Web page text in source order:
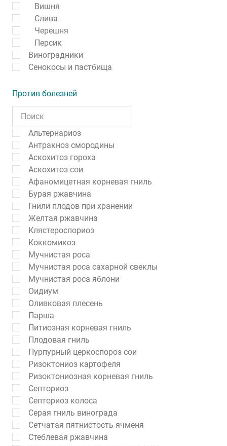
Вишня
Слива
Черешня
Персик
Виноградники
Сенокосы и пастбища
Против болезней
Альтернариоз
Антракноз смородины
Аскохитоз гороха
Аскохитоз сои
Афаномицетная корневая гниль
Бурая ржавчина
Гнили плодов при хранении
Желтая ржавчина
Клястероспориоз
Коккомикоз
Мучнистая роса
Мучнистая роса сахарной свеклы
Мучнистая роса яблони
Оидиум
Оливковая плесень
Парша
Питиозная корневая гниль
Плодовая гниль
Пурпурный церкоспороз сои
Ризоктониоз картофеля
Ризоктониозная корневая гниль
Септориоз
Септориоз колоса
Серая гниль винограда
Сетчатая пятнистость ячменя
Стеблевая ржавчина